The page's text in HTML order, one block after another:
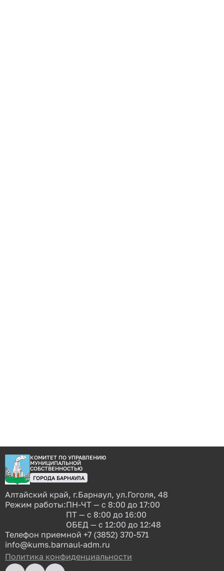
КОМИТЕТ ПО УПРАВЛЕНИЮ
МУНИЦИПАЛЬНОЙ
СОБСТВЕННОСТЬЮ
ГОРОДА БАРНАУЛА
Алтайский край, г.Барнаул, ул.Гоголя, 48
Режим работы:ПН-ЧТ — с 8:00 до 17:00
ПТ — с 8:00 до 16:00
ОБЕД — с 12:00 до 12:48
Телефон приемной +7 (3852) 370-571
info@kums.barnaul-adm.ru
Политика конфиденциальности